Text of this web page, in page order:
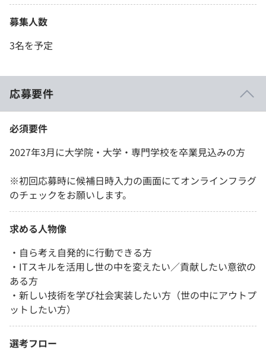
募集人数
3名を予定
応募要件
必須要件
2027年3月に大学院・大学・専門学校を卒業見込みの方
※初回応募時に候補日時入力の画面にてオンラインフラグ
のチェックをお願いします。
求める人物像
・自ら考え自発的に行動できる方
・ITスキルを活用し世の中を変えたい／貢献したい意欲の
ある方
・新しい技術を学び社会実装したい方（世の中にアウトプ
ットしたい方）
選考フロー